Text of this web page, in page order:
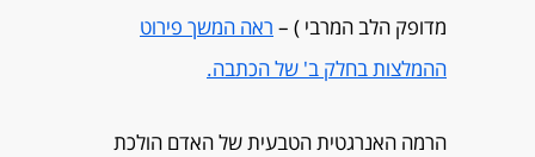
מדופק הלב המרבי ) – ראה המשך פירוט
ההמלצות בחלק ב' של הכתבה.
הרמה האנרגטית הטבעית של האדם הולכת